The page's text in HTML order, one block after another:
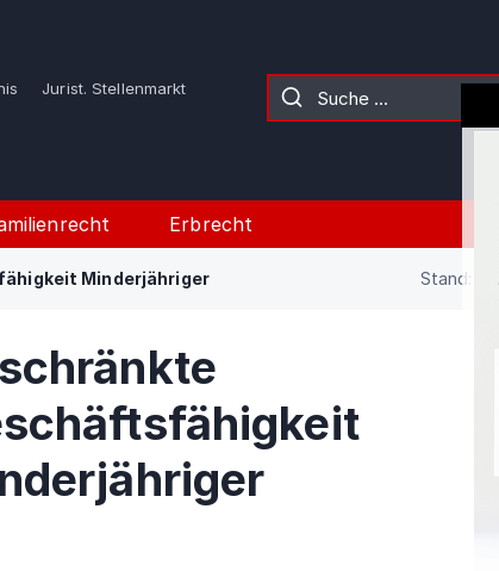
Jurist. Stellenmarkt
Erbrecht
Minderjähriger Stand: